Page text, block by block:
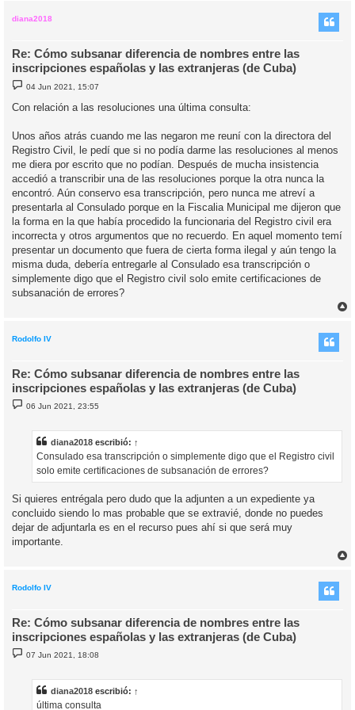
diana2018
Re: Cómo subsanar diferencia de nombres entre las
inscripciones españolas y las extranjeras (de Cuba)
M
e
s
e
04 Jun 2021, 15:07
Con relación a las resoluciones una última consulta:
Unos años atrás cuando me las negaron me reuní con la directora del
Registro Civil, le pedí que si no podía darme las resoluciones al menos
me diera por escrito que no podían. Después de mucha insistencia
accedió a transcribir una de las resoluciones porque la otra nunca la
encontró. Aún conservo esa transcripción, pero nunca me atreví a
presentarla al Consulado porque en la Fiscalia Municipal me dijeron que
la forma en la que había procedido la funcionaria del Registro civil era
incorrecta y otros argumentos que no recuerdo. En aquel momento temí
presentar un documento que fuera de cierta forma ilegal y aún tengo la
misma duda, debería entregarle al Consulado esa transcripción o
simplemente digo que el Registro civil solo emite certificaciones de
subsanación de errores?
Rodolfo IV
Re: Cómo subsanar diferencia de nombres entre las
inscripciones españolas y las extranjeras (de Cuba)
M
e
06 Jun 2021, 23:55
diana2018 escribió: ↑
Consulado esa transcripción o simplemente digo que el Registro civil
solo emite certificaciones de subsanación de errores?
Si quieres entrégala pero dudo que la adjunten a un expediente ya
concluido siendo lo mas probable que se extravié, donde no puedes
dejar de adjuntarla es en el recurso pues ahí si que será muy
importante.
Rodolfo IV
Re: Cómo subsanar diferencia de nombres entre las
inscripciones españolas y las extranjeras (de Cuba)
M07 Jun 2021, 18:08
diana2018 escribió: ↑
última consulta